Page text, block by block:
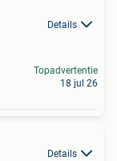
Details
Topadvertentie
18 jul 26
Details